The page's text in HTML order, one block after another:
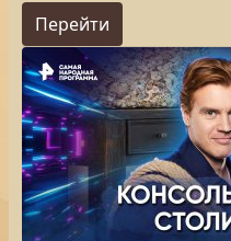
Перейти